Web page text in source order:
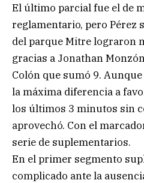
El último parcial fue el de
reglamentario, pero Pérez
del parque Mitre lograron
gracias a Jonathan
Colón que sumó 9.
la máxima diferencia a
los últimos 3 minutos sin
aprovechó. Con el
serie de suplementarios.
En el primer segmento
complicado ante la